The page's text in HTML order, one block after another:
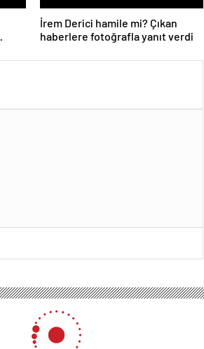
İrem Derici hamile mi? Çıkan
haberlere fotoğrafla yanıt verdi